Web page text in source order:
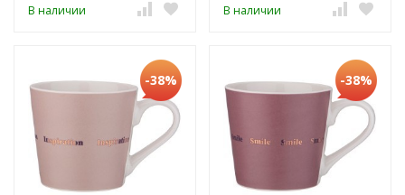
В наличии В наличии
-38% -38%